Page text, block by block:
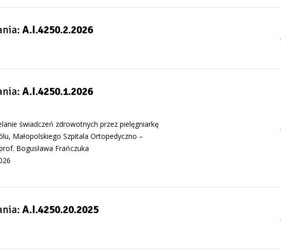
A.I.4250.2.2026
A.I.4250.1.2026
świadczeń zdrowotnych przez pielęgniarkę
Małopolskiego Szpitala Ortopedyczno –
Bogusława Frańczuka
A.I.4250.20.2025